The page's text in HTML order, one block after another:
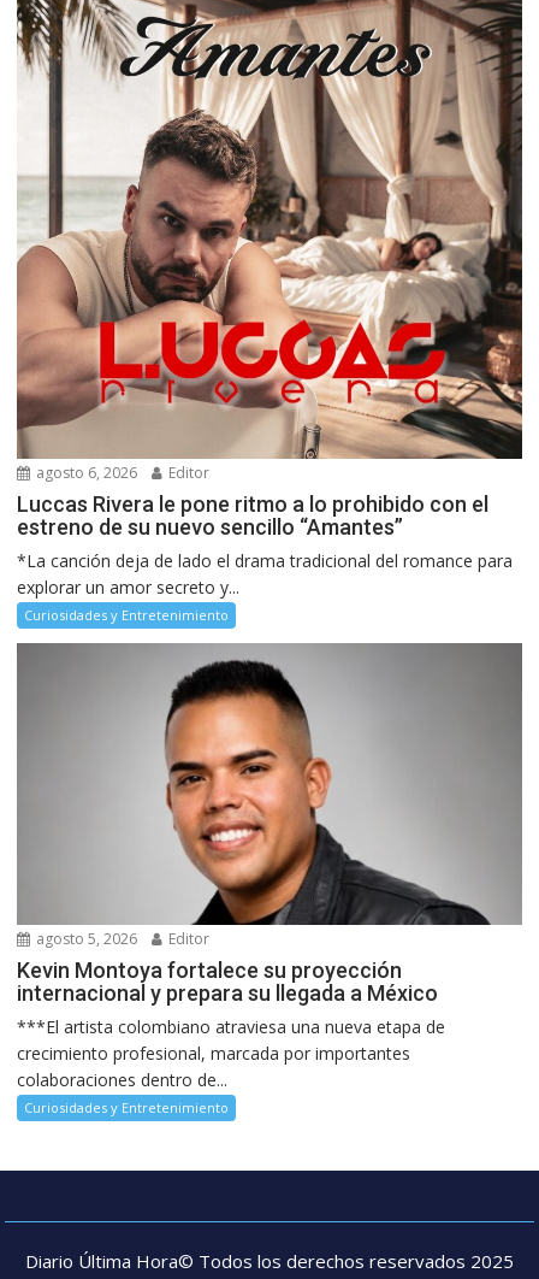
agosto 6, 2026 Editor
Luccas Rivera le pone ritmo a lo prohibido con el
estreno de su nuevo sencillo “Amantes”
*La canción deja de lado el drama tradicional del romance para
explorar un amor secreto y...
Curiosidades y Entretenimiento
agosto 5, 2026 Editor
Kevin Montoya fortalece su proyección
internacional y prepara su llegada a México
***El artista colombiano atraviesa una nueva etapa de
crecimiento profesional, marcada por importantes
colaboraciones dentro de...
Curiosidades y Entretenimiento
Diario Última Hora© Todos los derechos reservados 2025